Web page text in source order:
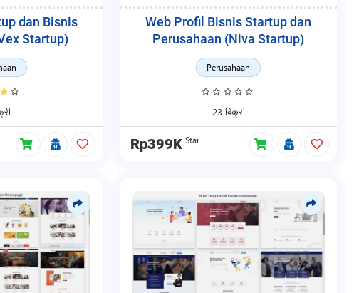
dan Bisnis
Startup)
Web Profil Bisnis Startup dan
Perusahaan (Niva Startup)
Perusahaan
23 बिक्री
Rp399K Star